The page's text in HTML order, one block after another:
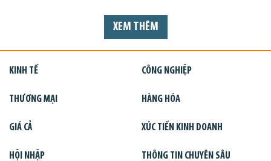
XEM THÊM
KINH TẾ CÔNG NGHIỆP
THƯƠNG MẠI HÀNG HÓA
GIÁ CẢ XÚC TIẾN KINH DOANH
HỘI NHẬP THÔNG TIN CHUYÊN SÂU